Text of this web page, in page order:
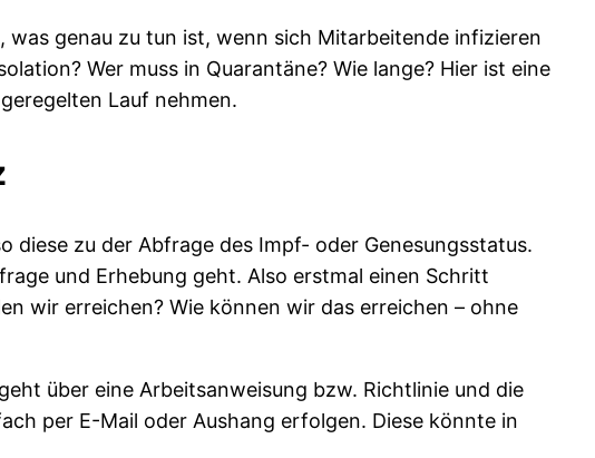
genau zu tun ist, wenn sich Mitarbeitende infizieren
Wer muss in Quarantäne? Wie lange? Hier ist eine
Lauf nehmen.
diese zu der Abfrage des Impf- oder Genesungsstatus.
und Erhebung geht. Also erstmal einen Schritt
wir erreichen? Wie können wir das erreichen – ohne
über eine Arbeitsanweisung bzw. Richtlinie und die
per E-Mail oder Aushang erfolgen. Diese könnte in